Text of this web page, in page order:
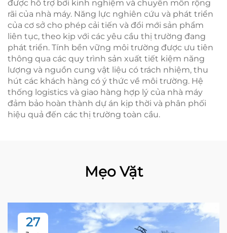
được hỗ trợ bởi kinh nghiệm và chuyên môn rộng
rãi của nhà máy. Năng lực nghiên cứu và phát triển
của cơ sở cho phép cải tiến và đổi mới sản phẩm
liên tục, theo kịp với các yêu cầu thị trường đang
phát triển. Tính bền vững môi trường được ưu tiên
thông qua các quy trình sản xuất tiết kiệm năng
lượng và nguồn cung vật liệu có trách nhiệm, thu
hút các khách hàng có ý thức về môi trường. Hệ
thống logistics và giao hàng hợp lý của nhà máy
đảm bảo hoàn thành dự án kịp thời và phân phối
hiệu quả đến các thị trường toàn cầu.
Mẹo Vặt
27